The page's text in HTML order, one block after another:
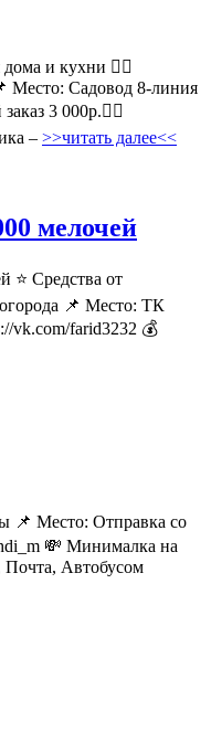
и кухни 👉🏻
Место: Садовод 8-линия
3 000р.🚶‍♀
– >>читать далее<<
мелочей
⭐ Средства от
📌 Место: ТК
vk.com/farid3232 💰
📌 Место: Отправка со
💸 Минималка на
Почта, Автобусом